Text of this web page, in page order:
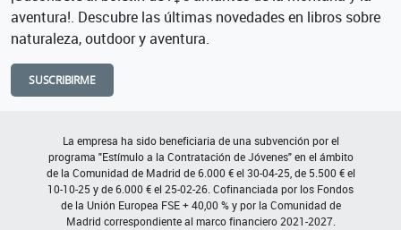
aventura!. Descubre las últimas novedades en libros sobre
naturaleza, outdoor y aventura.
SUSCRIBIRME
La empresa ha sido beneficiaria de una subvención por el
programa "Estímulo a la Contratación de Jóvenes" en el ámbito
de la Comunidad de Madrid de 6.000 € el 30-04-25, de 5.500 € el
10-10-25 y de 6.000 € el 25-02-26. Cofinanciada por los Fondos
de la Unión Europea FSE + 40,00 % y por la Comunidad de
Madrid correspondiente al marco financiero 2021-2027.